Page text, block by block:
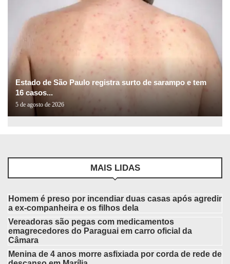
Estado de São Paulo registra surto de sarampo e tem
16 casos...
5 de agosto de 2026
MAIS LIDAS
Homem é preso por incendiar duas casas após agredir
a ex-companheira e os filhos dela
Vereadoras são pegas com medicamentos
emagrecedores do Paraguai em carro oficial da
Câmara
Menina de 4 anos morre asfixiada por corda de rede de